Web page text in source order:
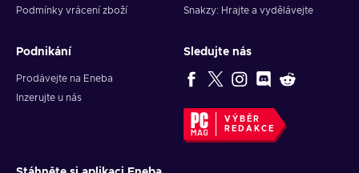
Podmínky vrácení zboží
Snakzy: Hrajte a vydělávejte
Podnikání
Prodávejte na Eneba
Inzerujte u nás
Sledujte nás
VÝBĚR
REDAKCE